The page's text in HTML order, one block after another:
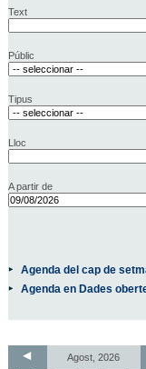
Text
Públic
Tipus
Lloc
A partir de
Agenda del cap de
Agenda en Dades
Agost, 2026